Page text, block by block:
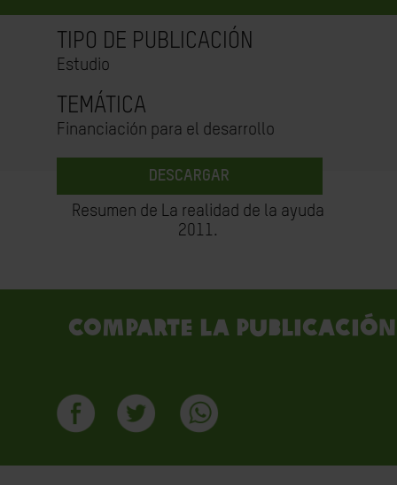
TIPO DE PUBLICACIÓN
Estudio
TEMÁTICA
Financiación para el desarrollo
DESCARGAR
Resumen de La realidad de la ayuda
2011.
Comparte la publicación